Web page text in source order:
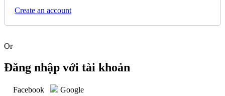
Create an account
Or
Đăng nhập với tài khoản
Facebook Google